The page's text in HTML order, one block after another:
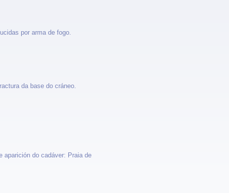
por arma de fogo.
da base do cráneo.
aparición do cadáver: Praia de